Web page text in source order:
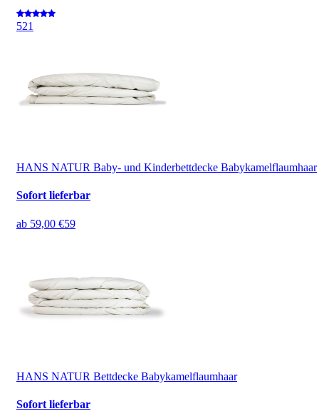
521
HANS NATUR Baby- und Kinderbettdecke Babykamelflaumhaar
Sofort lieferbar
ab 59,00 €59
HANS NATUR Bettdecke Babykamelflaumhaar
Sofort lieferbar